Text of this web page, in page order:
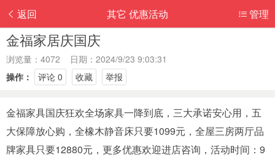
返回 管理
其它 优惠活动
金福家居庆国庆
浏览量：4072 日期：2024/9/23 9:03:31
操作：
评论 0 收藏 举报
金福家具国庆狂欢全场家具一降到底，三大承诺安心用，五
大保障放心购，全橡木静音床只要1099元，全屋三房两厅品
牌家具只要12880元，更多优惠欢迎进店咨询，活动时间：9